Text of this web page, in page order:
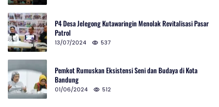
P4 Desa Jelegong Kutawaringin Menolak Revitalisasi Pasar
Patrol
13/07/2024 537
Pemkot Rumuskan Eksistensi Seni dan Budaya di Kota
Bandung
01/06/2024 512